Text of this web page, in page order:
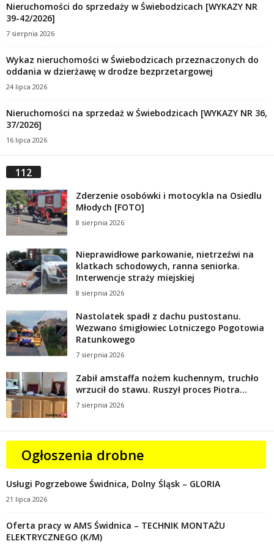
Nieruchomości do sprzedaży w Świebodzicach [WYKAZY NR
39-42/2026]
7 sierpnia 2026
Wykaz nieruchomości w Świebodzicach przeznaczonych do
oddania w dzierżawę w drodze bezprzetargowej
24 lipca 2026
Nieruchomości na sprzedaż w Świebodzicach [WYKAZY NR 36,
37/2026]
16 lipca 2026
112
Zderzenie osobówki i motocykla na Osiedlu
Młodych [FOTO]
8 sierpnia 2026
Nieprawidłowe parkowanie, nietrzeźwi na
klatkach schodowych, ranna seniorka.
Interwencje straży miejskiej
8 sierpnia 2026
Nastolatek spadł z dachu pustostanu.
Wezwano śmigłowiec Lotniczego Pogotowia
Ratunkowego
7 sierpnia 2026
Zabił amstaffa nożem kuchennym, truchło
wrzucił do stawu. Ruszył proces Piotra...
7 sierpnia 2026
Ogłoszenia drobne
Usługi Pogrzebowe Świdnica, Dolny Śląsk – GLORIA
21 lipca 2026
Oferta pracy w AMS Świdnica – TECHNIK MONTAŻU
ELEKTRYCZNEGO (K/M)